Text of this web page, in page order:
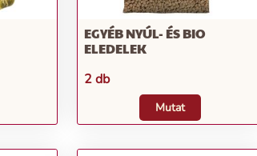
EGYÉB NYÚL- ÉS BIO
ELEDELEK
2 db
Mutat